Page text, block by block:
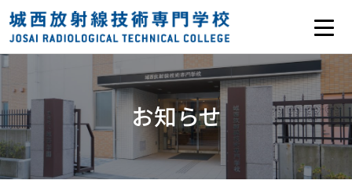
お知らせ